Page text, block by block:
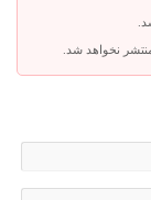
نخواهد شد.